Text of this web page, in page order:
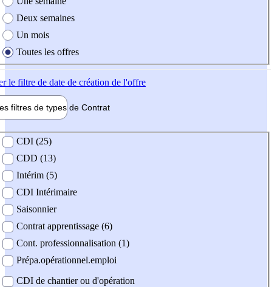
Deux semaines
Un mois
Toutes les offres
le filtre de date de création de l'offre
filtres de types de Contrat
contrat
CDI (25)
CDD (13)
Intérim (5)
CDI Intérimaire
Saisonnier
Contrat apprentissage (6)
Cont. professionnalisation (1)
Prépa.opérationnel.emploi
CDI de chantier ou d'opération